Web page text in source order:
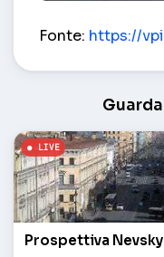
Fonte: https://
Prospettiva Nevsky